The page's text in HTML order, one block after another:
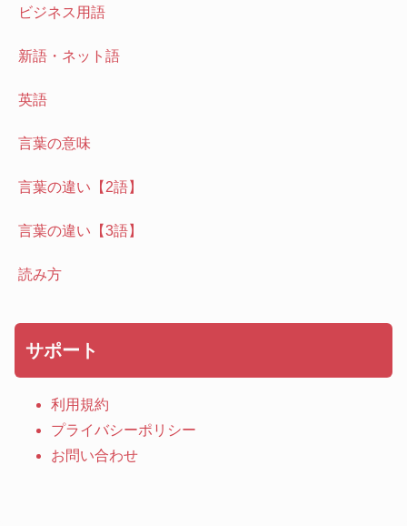
ビジネス用語
新語・ネット語
英語
言葉の意味
言葉の違い【2語】
言葉の違い【3語】
読み方
サポート
利用規約
プライバシーポリシー
お問い合わせ